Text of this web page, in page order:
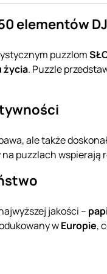
elementów
puzzlom
życia. Puzzle
ale także
puzzlach wspierają
jakości –
wEuropie,